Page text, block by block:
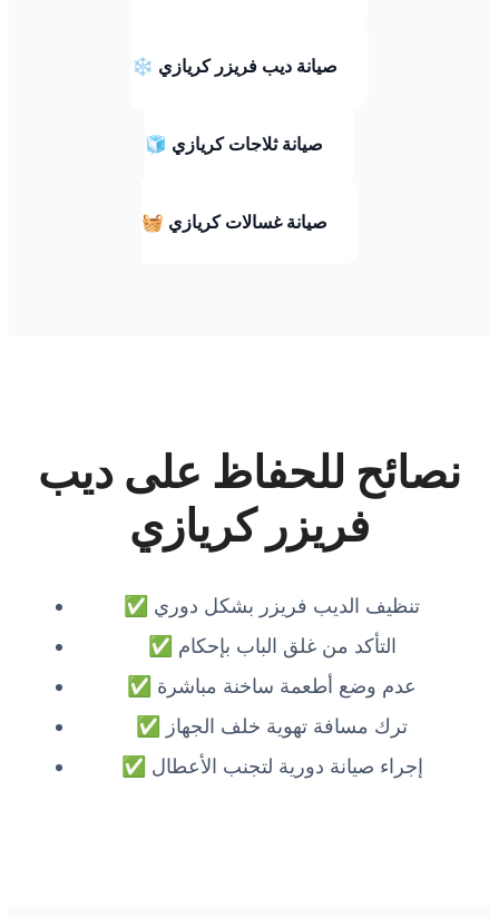
❄️ صيانة ديب فريزر كريازي
🧊 صيانة ثلاجات كريازي
🧺 صيانة غسالات كريازي
نصائح للحفاظ على ديب
فريزر كريازي
✅ تنظيف الديب فريزر بشكل دوري
✅ التأكد من غلق الباب بإحكام
✅ عدم وضع أطعمة ساخنة مباشرة
✅ ترك مسافة تهوية خلف الجهاز
✅ إجراء صيانة دورية لتجنب الأعطال